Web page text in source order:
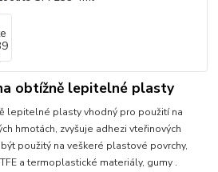
obtížně lepitelné plasty
lepitelné plasty vhodný pro použití na
hmotách, zvyšuje adhezi vteřinových
použitý na veškeré plastové povrchy,
a termoplastické materiály, gumy .